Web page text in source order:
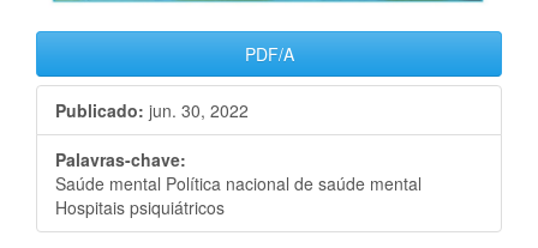
PDF/A
Publicado: jun. 30, 2022
Palavras-chave:
Saúde mental Política nacional de saúde mental
Hospitais psiquiátricos